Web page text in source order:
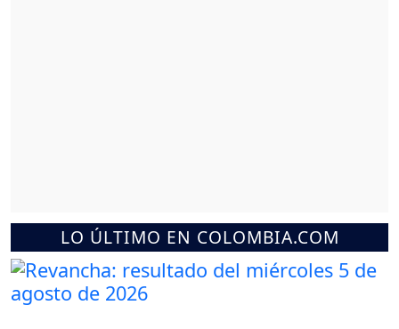
LO ÚLTIMO EN COLOMBIA.COM